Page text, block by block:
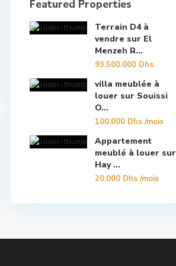
Featured Properties
Terrain D4 à
vendre sur El
Menzeh R...
93.500.000 Dhs
villa meublée à
louer sur Souissi
O...
100.000 Dhs/mois
Appartement
meublé à louer sur
Hay ...
20.000 Dhs/mois